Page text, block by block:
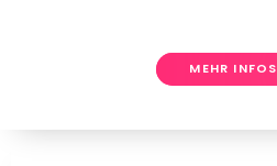
MEHR INFOS